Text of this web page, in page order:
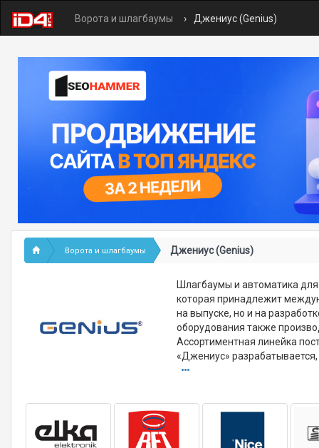
Ворота и шлагбаумы Джениус (Genius)
Ворота и шлагбаумы Джениус (Genius)
Шлагбаумы и автоматика
которая принадлежит
на выпуске, но и на
оборудования также
Ассортиментная линейка
«Джениус»